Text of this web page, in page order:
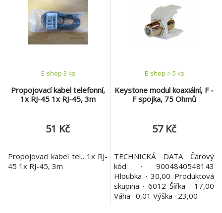
okolí: -10°C *Maximální
teplota okolí: 60°C *Produkt:
Modul *Kategorie: Vláknová
optika *SCHRACK Formát:
SFA *Portů: 1
80x80mm * Instalace:
Nástěnná montáž * Barva:
RAL 9010 * Stupeň ochrany
krytí: IP20
Propojovací kabel telefonní,
1x RJ-45 1x RJ-45, 3m
E-shop 3 ks
51 Kč
Propojovací kabel tel., 1x RJ-
45 1x RJ-45, 3m
Keystone modul koaxiální, F -
F spojka, 75 Ohmů
E-shop > 5 ks
57 Kč
TECHNICKÁ DATA Čárový
kód · 9004840548143
Hloubka · 30,00 Produktová
skupina · 6012 Šířka · 17,00
Váha · 0,01 Výška · 23,00